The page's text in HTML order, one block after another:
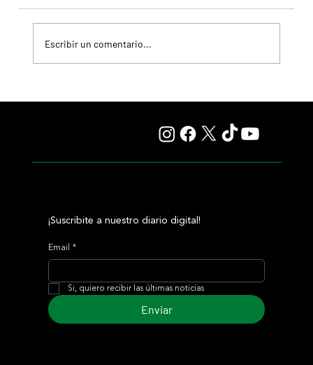
Escribir un comentario...
¡Suscribite a nuestro diario digital!
Email *
Si, quiero recibir las últimas noticias
Enviar